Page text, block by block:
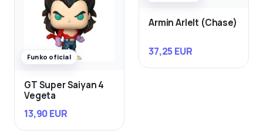
Funko oficial
GT Super Saiyan 4
Vegeta
13,90 EUR
Armin Arlelt (Chase)
37,25 EUR